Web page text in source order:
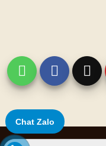
Thiết kế
Chat Zalo